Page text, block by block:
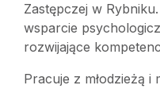
Zastępczej w
wsparcie
rozwijające
Pracuje z młodzieżą i